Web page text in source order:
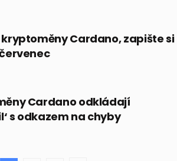
Cardano, zapište si
Cardano odkládají
s odkazem na chyby